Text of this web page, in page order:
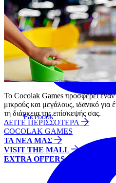
Το Cocolak Games προσφέρει
μικρούς και μεγάλους, ιδανικό για
τη διάρκεια της επίσκεψής σας.
ΔΕΙΤΕ ΠΕΡΙΣΣΟΤΕΡΑ
COCOLAK GAMES
ΤΑ ΝΕΑ ΜΑΣ
VISIT THE MALL
EXTRA OFFERS
Facebook